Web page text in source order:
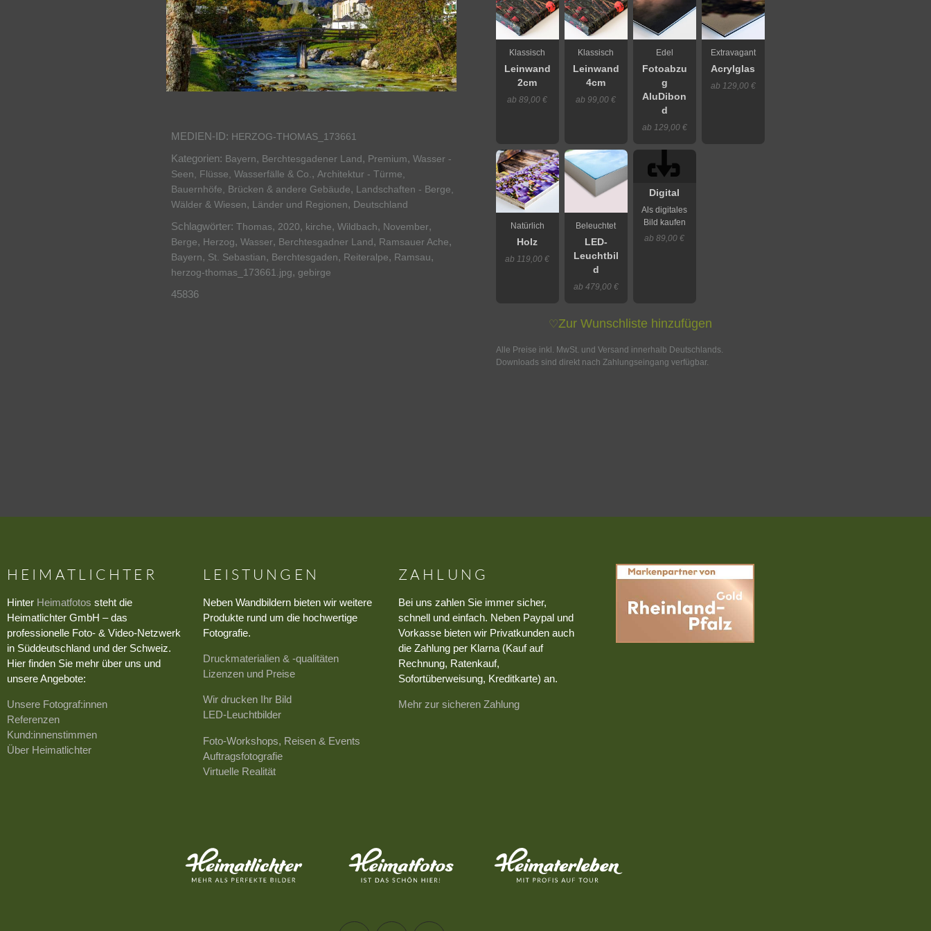
MEDIEN-ID: HERZOG-THOMAS_173661
Kategorien: Bayern, Berchtesgadener Land, Premium, Wasser -
Seen, Flüsse, Wasserfälle & Co., Architektur - Türme,
Bauernhöfe, Brücken & andere Gebäude, Landschaften - Berge,
Wälder & Wiesen, Länder und Regionen, Deutschland
Schlagwörter: Thomas, 2020, kirche, Wildbach, November,
Berge, Herzog, Wasser, Berchtesgadner Land, Ramsauer Ache,
Bayern, St. Sebastian, Berchtesgaden, Reiteralpe, Ramsau,
herzog-thomas_173661.jpg, gebirge
45836
Klassisch
Leinwand
2cm
ab 89,00 €
Klassisch
Leinwand
4cm
ab 99,00 €
Edel
Fotoabzu
g
AluDibon
d
ab 129,00 €
Extravagant
Acrylglas
ab 129,00 €
Natürlich
Holz
ab 119,00 €
Beleuchtet
LED-
Leuchtbil
d
ab 479,00 €
Digital
Als digitales
Bild kaufen
ab 89,00 €
♡Zur Wunschliste hinzufügen
Alle Preise inkl. MwSt. und Versand innerhalb Deutschlands.
Downloads sind direkt nach Zahlungseingang verfügbar.
HEIMATLICHTER
Hinter Heimatfotos steht die
Heimatlichter GmbH – das
professionelle Foto- & Video-Netzwerk
in Süddeutschland und der Schweiz.
Hier finden Sie mehr über uns und
unsere Angebote:
Unsere Fotograf:innen
Referenzen
Kund:innenstimmen
Über Heimatlichter
LEISTUNGEN
Neben Wandbildern bieten wir weitere
Produkte rund um die hochwertige
Fotografie.
Druckmaterialien & -qualitäten
Lizenzen und Preise
Wir drucken Ihr Bild
LED-Leuchtbilder
Foto-Workshops, Reisen & Events
Auftragsfotografie
Virtuelle Realität
ZAHLUNG
Bei uns zahlen Sie immer sicher,
schnell und einfach. Neben Paypal und
Vorkasse bieten wir Privatkunden auch
die Zahlung per Klarna (Kauf auf
Rechnung, Ratenkauf,
Sofortüberweisung, Kreditkarte) an.
Mehr zur sicheren Zahlung